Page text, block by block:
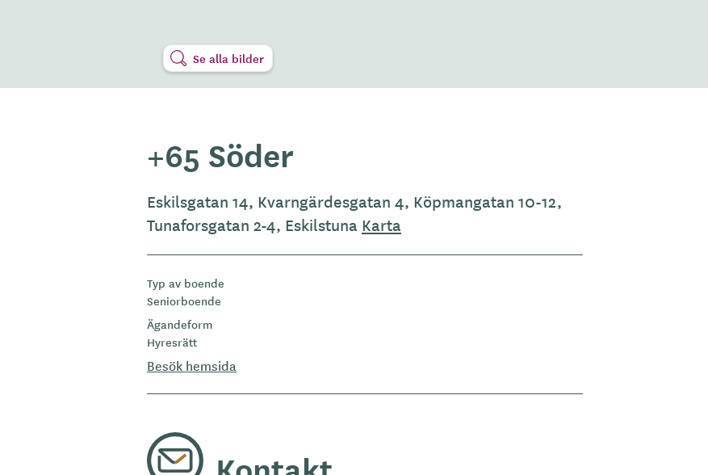
Se alla bilder
+65 Söder
Eskilsgatan 14, Kvarngärdesgatan 4, Köpmangatan 10-12,
Tunaforsgatan 2-4, Eskilstuna Karta
Typ av boende
Seniorboende
Ägandeform
Hyresrätt
Besök hemsida